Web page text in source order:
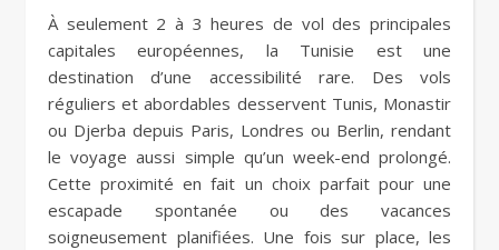
À seulement 2 à 3 heures de vol des principales
capitales européennes, la Tunisie est une
destination d’une accessibilité rare. Des vols
réguliers et abordables desservent Tunis, Monastir
ou Djerba depuis Paris, Londres ou Berlin, rendant
le voyage aussi simple qu’un week-end prolongé.
Cette proximité en fait un choix parfait pour une
escapade spontanée ou des vacances
soigneusement planifiées. Une fois sur place, les